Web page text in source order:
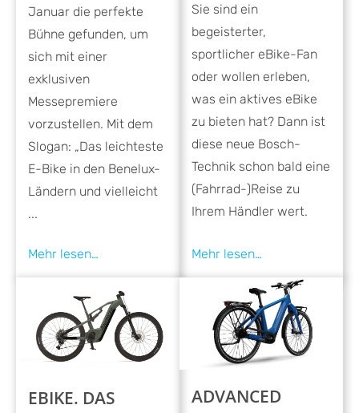
Januar die perfekte
Bühne gefunden, um
sich mit einer
exklusiven
Messepremiere
vorzustellen. Mit dem
Slogan: „Das leichteste
E-Bike in den Benelux-
Ländern und vielleicht
...
Sie sind ein
begeisterter,
sportlicher eBike-Fan
oder wollen erleben,
was ein aktives eBike
zu bieten hat? Dann ist
diese neue Bosch-
Technik schon bald eine
(Fahrrad-)Reise zu
Ihrem Händler wert.
EBIKE. DAS
ADVANCED